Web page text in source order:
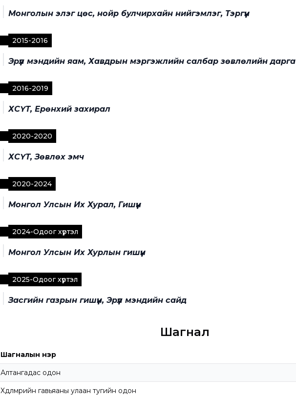
Монголын элэг цөс, нойр булчирхайн нийгэмлэг, Тэргүүн
2015-2016
Эрүүл мэндийн яам, Хавдрын мэргэжлийн салбар зөвлөлийн дарга
2016-2019
ХСҮТ, Ерөнхий захирал
2020-2020
ХСҮТ, Зөвлөх эмч
2020-2024
Монгол Улсын Их Хурал, Гишүүн
2024-Одоог хүртэл
Монгол Улсын Их Хурлын гишүүн
2025-Одоог хүртэл
Засгийн газрын гишүүн, Эрүүл мэндийн сайд
Шагнал
Шагналын нэр
Алтангадас одон
Хөдөлмөрийн гавьяаны улаан тугийн одон